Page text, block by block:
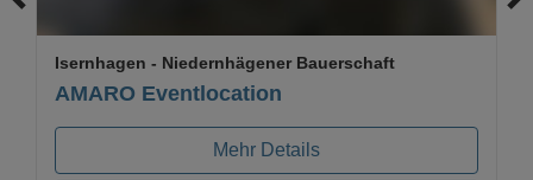
AMARO Eventlocation
Isernhagen - Niedernhägener Bauerschaft
Mehr Details